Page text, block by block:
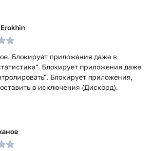
Блокирует приложения даже в
Блокирует приложения даже
Блокирует приложения,
в исключения (Дискорд).